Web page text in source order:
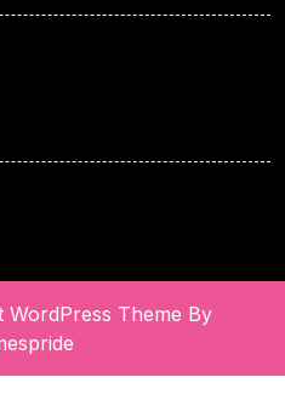
WordPress Theme By